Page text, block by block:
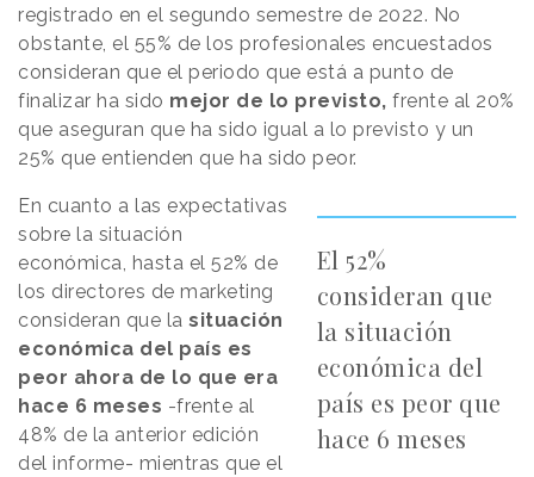
registrado en el segundo semestre de 2022. No
obstante, el 55% de los profesionales encuestados
consideran que el periodo que está a punto de
finalizar ha sido mejor de lo previsto, frente al 20%
que aseguran que ha sido igual a lo previsto y un
25% que entienden que ha sido peor.
El 52%
consideran que
la situación
económica del
país es peor que
hace 6 meses
En cuanto a las expectativas
sobre la situación
económica, hasta el 52% de
los directores de marketing
consideran que la situación
económica del país es
peor ahora de lo que era
hace 6 meses -frente al
48% de la anterior edición
del informe- mientras que el